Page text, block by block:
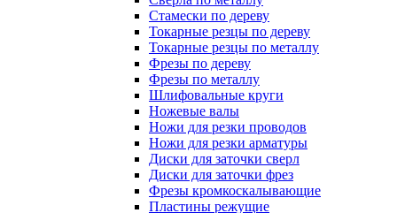
Стамески по дереву
Токарные резцы по дереву
Токарные резцы по металлу
Фрезы по дереву
Фрезы по металлу
Шлифовальные круги
Ножевые валы
Ножи для резки проводов
Ножи для резки арматуры
Диски для заточки сверл
Диски для заточки фрез
Фрезы кромкоскалывающие
Пластины режущие